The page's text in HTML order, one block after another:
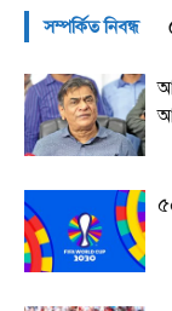
সম্পর্কিত নিবন্ধ